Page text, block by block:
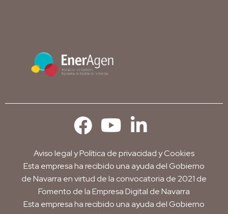
Aviso legalyPolítica de privacidad y Cookies
Esta empresa ha recibido una ayuda del Gobierno
de Navarra en virtud de la convocatoria de 2021 de
Fomento de la Empresa Digital de Navarra
Esta empresa ha recibido una ayuda del Gobierno